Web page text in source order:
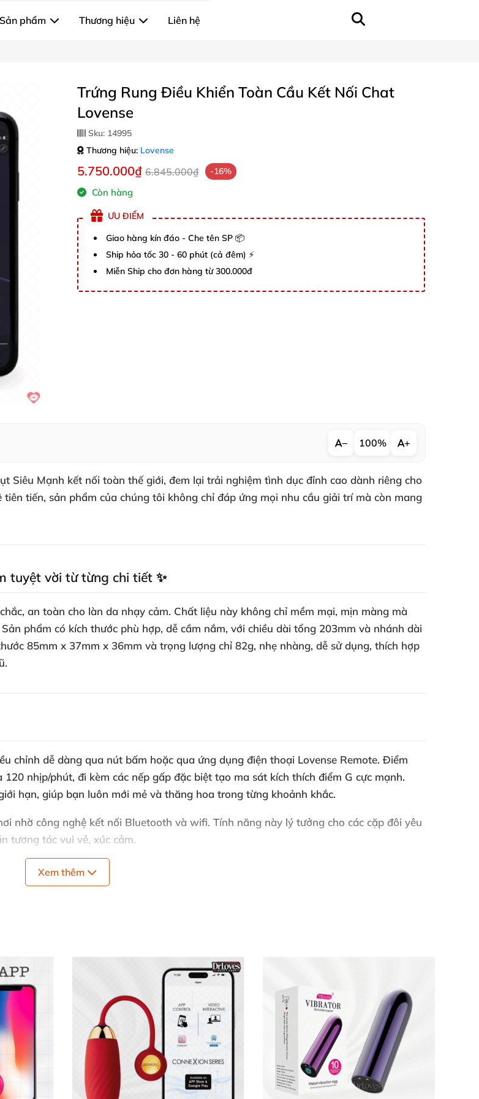
Sản phẩm Thương hiệu Liên hệ
Trứng Rung Điều Khiển Toàn Cầu Kết Nối Chat
Lovense
Sku: 14995
Thương hiệu: Lovense
5.750.000₫ 6.845.000₫ -16%
Còn hàng
ƯU ĐIỂM
Giao hàng kín đáo - Che tên SP 📦
Ship hỏa tốc 30 - 60 phút (cả đêm) ⚡
Miễn Ship cho đơn hàng từ 300.000đ
− 100% +
Siêu Mạnh kết nối toàn thế giới, đem lại trải nghiệm tình dục đỉnh cao dành riêng cho
tiến, sản phẩm của chúng tôi không chỉ đáp ứng mọi nhu cầu giải trí mà còn mang
tuyệt vời từ từng chi tiết ✨
an toàn cho làn da nhạy cảm. Chất liệu này không chỉ mềm mại, mịn màng mà
phẩm có kích thước phù hợp, dễ cầm nắm, với chiều dài tổng 203mm và nhánh dài
85mm x 37mm x 36mm và trọng lượng chỉ 82g, nhẹ nhàng, dễ sử dụng, thích hợp
chỉnh dễ dàng qua nút bấm hoặc qua ứng dụng điện thoại Lovense Remote. Điểm
nhịp/phút, đi kèm các nếp gấp đặc biệt tạo ma sát kích thích điểm G cực mạnh.
hạn, giúp bạn luôn mới mẻ và thăng hoa trong từng khoảnh khắc.
nhờ công nghệ kết nối Bluetooth và wifi. Tính năng này lý tưởng cho các cặp đôi yêu
tương tác vui vẻ, xúc cảm.
vệ sinh dễ dàng và sử dụng dưới nước mà không lo hỏng hóc. Công nghệ sạc USB
chỉ mất khoảng 60 phút để sạc đầy và duy trì hoạt động liên tục trong 60 phút.
dụng mà không lo hết pin.
giác mạnh mẽ, dễ điều khiển qua app, cảm xúc thăng hoa hơn hẳn." – Nguyễn Thị
Xem thêm